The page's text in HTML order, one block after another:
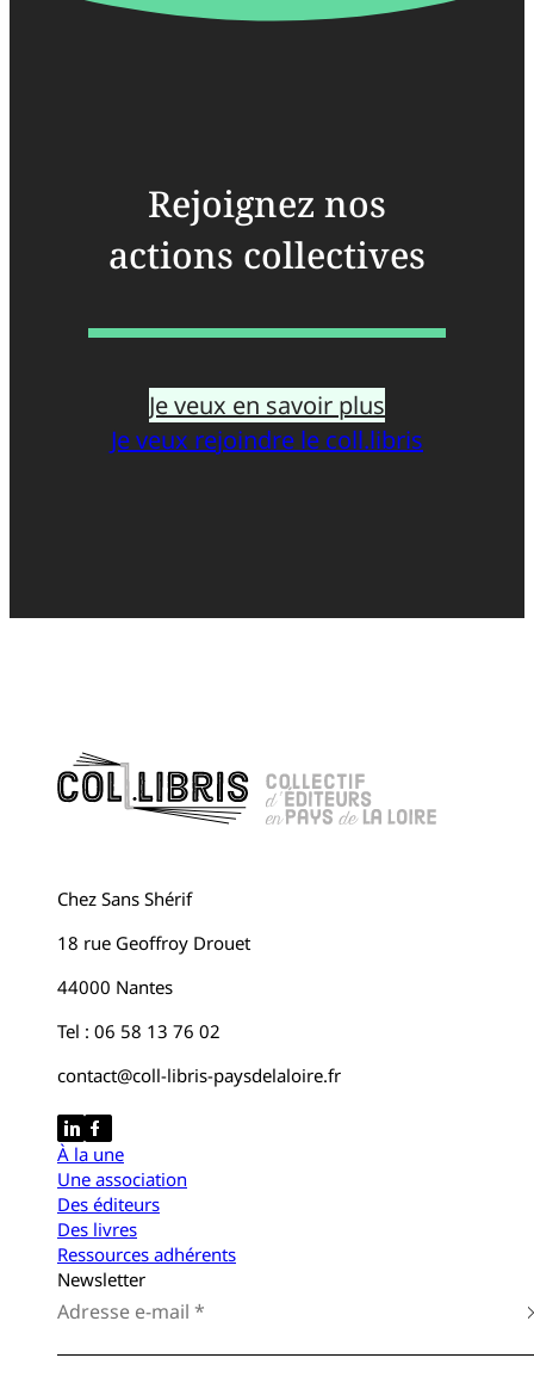
Rejoignez nos
actions collectives
Je veux en savoir plus
Je veux rejoindre le coll.libris
Chez Sans Shérif
18 rue Geoffroy Drouet
44000 Nantes
Tel : 06 58 13 76 02
contact@coll-libris-paysdelaloire.fr
À la une
Une association
Des éditeurs
Des livres
Ressources adhérents
Newsletter